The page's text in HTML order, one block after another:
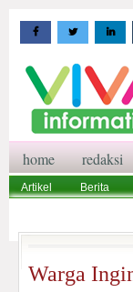
home redaksi
Artikel Berita
Warga